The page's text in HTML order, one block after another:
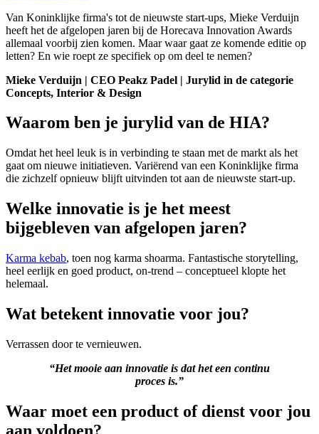
Van Koninklijke firma's tot de nieuwste start-ups, Mieke Verduijn
heeft het de afgelopen jaren bij de Horecava Innovation Awards
allemaal voorbij zien komen. Maar waar gaat ze komende editie op
letten? En wie roept ze specifiek op om deel te nemen?
Mieke Verduijn | CEO Peakz Padel | Jurylid in de categorie
Concepts, Interior & Design
Waarom ben je jurylid van de HIA?
Omdat het heel leuk is in verbinding te staan met de markt als het
gaat om nieuwe initiatieven. Variërend van een Koninklijke firma
die zichzelf opnieuw blijft uitvinden tot aan de nieuwste start-up.
Welke innovatie is je het meest
bijgebleven van afgelopen jaren?
Karma kebab, toen nog karma shoarma. Fantastische storytelling,
heel eerlijk en goed product, on-trend – conceptueel klopte het
helemaal.
Wat betekent innovatie voor jou?
Verrassen door te vernieuwen.
“Het mooie aan innovatie is dat het een continu
proces is.”
Waar moet een product of dienst voor jou